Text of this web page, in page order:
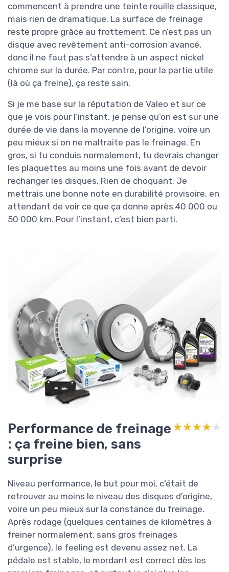
commencent à prendre une teinte rouille classique,
mais rien de dramatique. La surface de freinage
reste propre grâce au frottement. Ce n’est pas un
disque avec revêtement anti-corrosion avancé,
donc il ne faut pas s’attendre à un aspect nickel
chrome sur la durée. Par contre, pour la partie utile
(là où ça freine), ça reste sain.
Si je me base sur la réputation de Valeo et sur ce
que je vois pour l’instant, je pense qu’on est sur une
durée de vie dans la moyenne de l’origine, voire un
peu mieux si on ne maltraite pas le freinage. En
gros, si tu conduis normalement, tu devrais changer
les plaquettes au moins une fois avant de devoir
rechanger les disques. Rien de choquant. Je
mettrais une bonne note en durabilité provisoire, en
attendant de voir ce que ça donne après 40 000 ou
50 000 km. Pour l’instant, c’est bien parti.
Performance de freinage
: ça freine bien, sans
surprise
★★★★★
★★★★★
Niveau performance, le but pour moi, c’était de
retrouver au moins le niveau des disques d’origine,
voire un peu mieux sur la constance du freinage.
Après rodage (quelques centaines de kilomètres à
freiner normalement, sans gros freinages
d’urgence), le feeling est devenu assez net. La
pédale est stable, le mordant est correct dès les